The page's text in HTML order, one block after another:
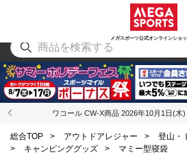
メガスポーツ公式オンラインショ
アウトドア
ワコール CW-X商品 2026年10月1日(木
総合TOP > アウトドアレジャー >
登山・
>
キャンピンググッズ > マミー型寝袋